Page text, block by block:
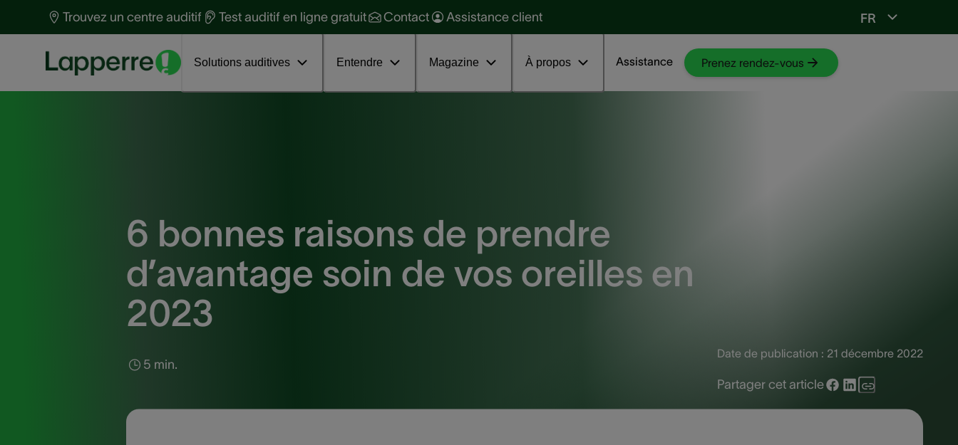
Trouvez un centre auditif Test auditif en ligne gratuit Contact Assistance client FR
Solutions auditives Entendre Magazine À propos Assistance Prenez rendez-vous
Découvrez Loop Earplugs
traitement
Session d'information sur les
Protection auditive
Santé auditive
Interviews
Vers ORL-web
6 bonnes raisons de prendre
d’avantage soin de vos oreilles en
2023
5 min.
Date de publication : 21 décembre 2022
Partager cet article